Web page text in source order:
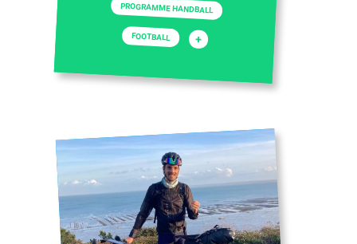
PROGRAMME HANDBALL
FOOTBALL +